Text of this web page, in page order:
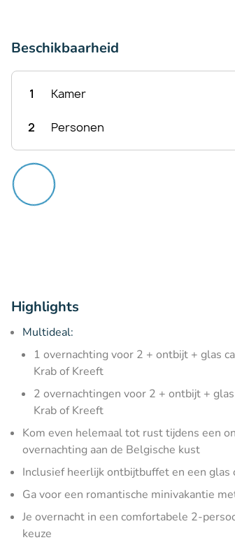
Beschikbaarheid
1 Kamer
2 Personen
Highlights
Multideal:
1 overnachting voor 2 + ontbijt + glas
Krab of Kreeft
2 overnachtingen voor 2 + ontbijt +
Krab of Kreeft
Kom even helemaal tot rust tijdens een
overnachting aan de Belgische kust
Inclusief heerlijk ontbijtbuffet en een glas
Ga voor een romantische minivakantie
Je overnacht in een comfortabele 2-
keuze